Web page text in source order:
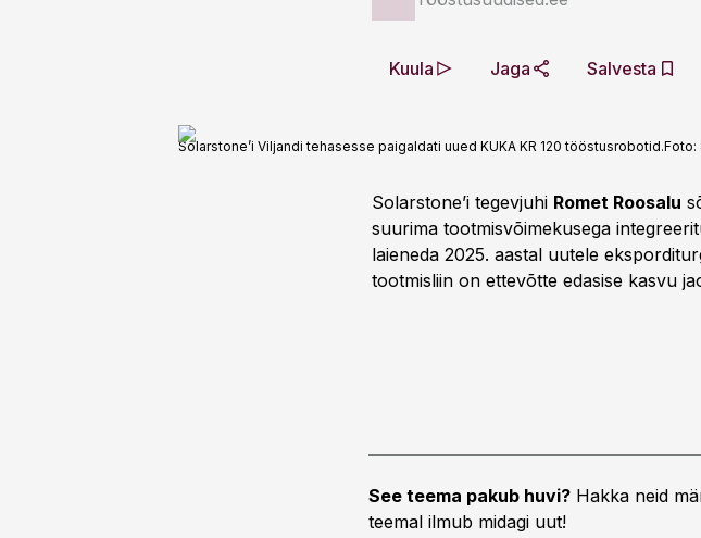
Kuula Jaga Salvesta
Solarstone’i Viljandi tehasesse paigaldati uued KUKA KR 120 tööstusrobotid.Foto:
Solarstone’i tegevjuhi Romet Roosalu
suurima tootmisvõimekusega
laieneda 2025. aastal uutele
tootmisliin on ettevõtte edasise kasvu
See teema pakub huvi? Hakka neid
teemal ilmub midagi uut!